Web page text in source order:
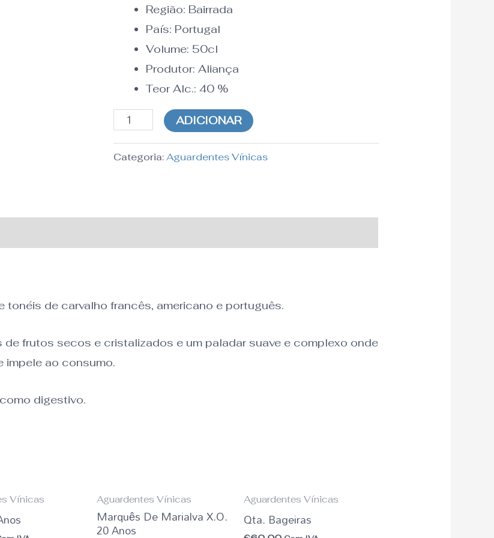
Região: Bairrada
País: Portugal
Volume: 50cl
Produtor: Aliança
Teor Alc.: 40 %
ADICIONAR
Categoria:Aguardentes Vínicas
tonéis de carvalho francês, americano e português.
frutos secos e cristalizados e um paladar suave e complexo onde
impele ao consumo.
digestivo.
Vínicas Aguardentes Vínicas
Marquês De Marialva X.O.
20 Anos
Aguardentes Vínicas
Qta. Bageiras